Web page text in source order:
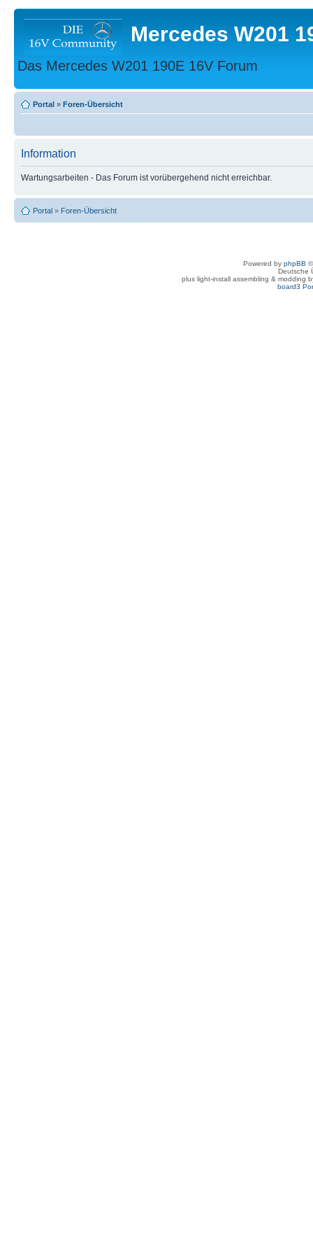
Mercedes W201
Das Mercedes W201 190E 16V Forum
Portal » Foren-Übersicht
Information
Wartungsarbeiten - Das Forum ist vorübergehend nicht erreichbar.
Portal » Foren-Übersicht
Powered by phpBB
Deutsche
plus light-install assembling & modding
board3